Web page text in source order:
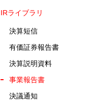
IRライブラリ
決算短信
有価証券報告書
決算説明資料
事業報告書
決議通知